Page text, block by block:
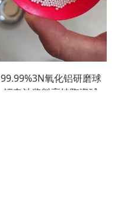
99.99%3N氧化铝研磨球
锂电池浆料高纯陶瓷球